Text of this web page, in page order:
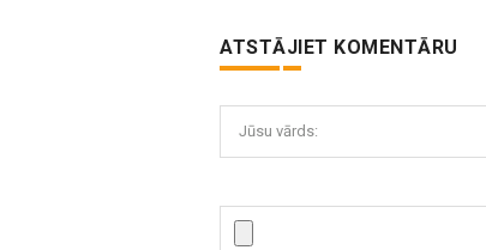
ATSTĀJIET KOMENTĀRU
Jūsu vārds: